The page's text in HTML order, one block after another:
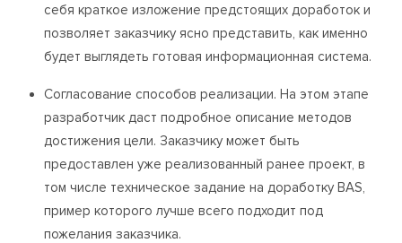
себя краткое изложение предстоящих доработок и
позволяет заказчику ясно представить, как именно
будет выглядеть готовая информационная система.
Согласование способов реализации. На этом этапе
разработчик даст подробное описание методов
достижения цели. Заказчику может быть
предоставлен уже реализованный ранее проект, в
том числе техническое задание на доработку BAS,
пример которого лучше всего подходит под
пожелания заказчика.